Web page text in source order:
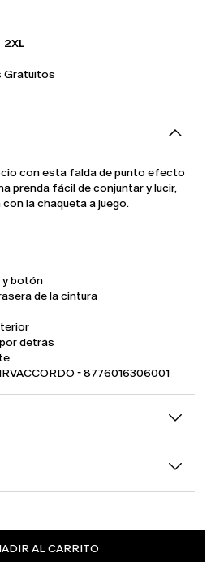
2XL
Gratuitos
con esta falda de punto efecto
prenda fácil de conjuntar y lucir,
la chaqueta a juego.
y botón
de la cintura
detrás
- 8776016306001
AL CARRITO